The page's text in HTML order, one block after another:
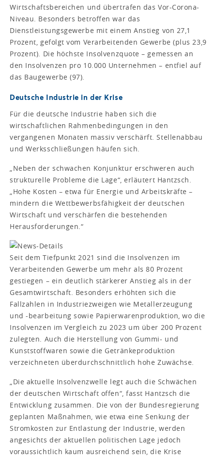
Wirtschaftsbereichen und übertrafen das Vor-Corona-
Niveau. Besonders betroffen war das
Dienstleistungsgewerbe mit einem Anstieg von 27,1
Prozent, gefolgt vom Verarbeitenden Gewerbe (plus 23,9
Prozent). Die höchste Insolvenzquote – gemessen an
den Insolvenzen pro 10.000 Unternehmen – entfiel auf
das Baugewerbe (97).
Deutsche Industrie in der Krise
Für die deutsche Industrie haben sich die
wirtschaftlichen Rahmenbedingungen in den
vergangenen Monaten massiv verschärft. Stellenabbau
und Werksschließungen häufen sich.
„Neben der schwachen Konjunktur erschweren auch
strukturelle Probleme die Lage“, erläutert Hantzsch.
„Hohe Kosten – etwa für Energie und Arbeitskräfte –
mindern die Wettbewerbsfähigkeit der deutschen
Wirtschaft und verschärfen die bestehenden
Herausforderungen.“
Seit dem Tiefpunkt 2021 sind die Insolvenzen im
Verarbeitenden Gewerbe um mehr als 80 Prozent
gestiegen – ein deutlich stärkerer Anstieg als in der
Gesamtwirtschaft. Besonders erhöhten sich die
Fallzahlen in Industriezweigen wie Metallerzeugung
und -bearbeitung sowie Papierwarenproduktion, wo die
Insolvenzen im Vergleich zu 2023 um über 200 Prozent
zulegten. Auch die Herstellung von Gummi- und
Kunststoffwaren sowie die Getränkeproduktion
verzeichneten überdurchschnittlich hohe Zuwächse.
„Die aktuelle Insolvenzwelle legt auch die Schwächen
der deutschen Wirtschaft offen“, fasst Hantzsch die
Entwicklung zusammen. Die von der Bundesregierung
geplanten Maßnahmen, wie etwa eine Senkung der
Stromkosten zur Entlastung der Industrie, werden
angesichts der aktuellen politischen Lage jedoch
voraussichtlich kaum ausreichend sein, die Krise